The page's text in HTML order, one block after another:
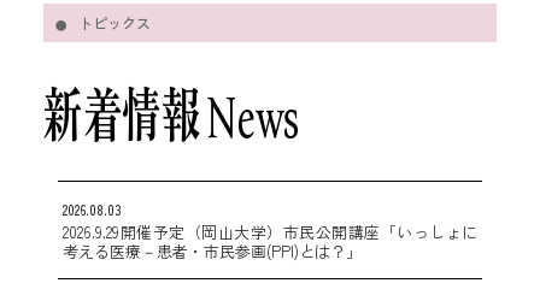
トピックス
新着情報News
2026.08.03
2026.9.29開催予定（岡山大学）市民公開講座「いっしょに
考える医療－患者・市民参画(PPI)とは？」